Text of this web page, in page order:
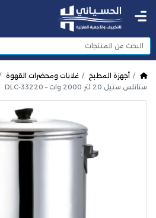
أجهزة المطبخ غلايات ومحضرات القهوة
ستانلس ستيل 20 لتر 2000 وات – DLC-33220